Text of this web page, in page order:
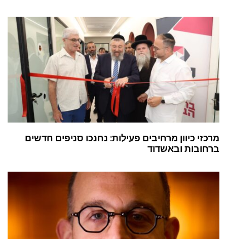
מרכזי כיוון מרחיבים פעילות: נחנכו סניפים חדשים
ברחובות ובאשדוד